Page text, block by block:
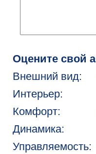
Оцените свой
Внешний вид:
Интерьер:
Комфорт:
Динамика:
Управляемость: